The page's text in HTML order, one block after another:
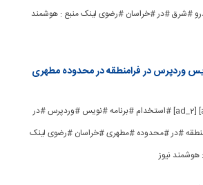
#شرق #در #خراسان #رضوی لینک منبع : هوشمند
وردپرس در فرامنطقه در محدوده مطهری
[ad_1] [ad_2] #استخدام #برنامه #نویس #وردپرس #در
#در #محدوده #مطهری #خراسان #رضوی لینک
هوشمند نیوز